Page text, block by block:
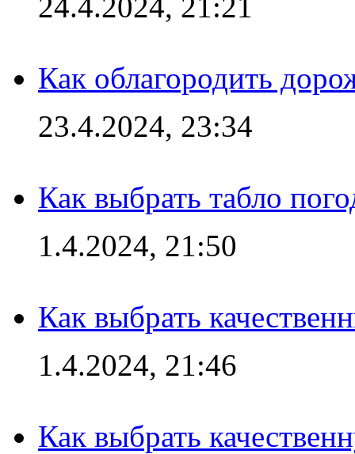
Как облагородить
23.4.2024, 23:34
Как выбрать табло
1.4.2024, 21:50
Как выбрать
1.4.2024, 21:46
Как выбрать